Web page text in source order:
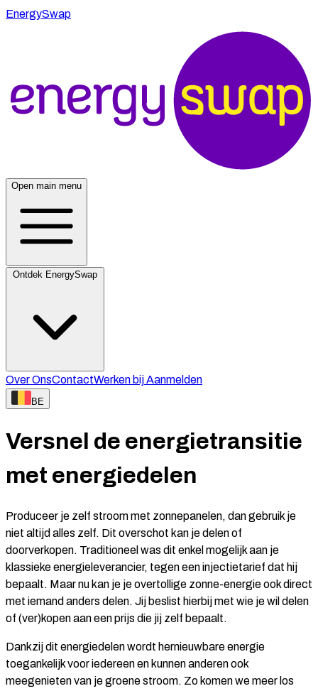
EnergySwap
Open main menu
Over OnsContactWerken bijAanmelden
BE
Versnel de energietransitie
met energiedelen
Produceer je zelf stroom met zonnepanelen, dan gebruik je
niet altijd alles zelf. Dit overschot kan je delen of
doorverkopen. Traditioneel was dit enkel mogelijk aan je
klassieke energieleverancier, tegen een injectietarief dat hij
bepaalt. Maar nu kan je je overtollige zonne-energie ook direct
met iemand anders delen. Jij beslist hierbij met wie je wil delen
of (ver)kopen aan een prijs die jij zelf bepaalt.
Dankzij dit energiedelen wordt hernieuwbare energie
toegankelijk voor iedereen en kunnen anderen ook
meegenieten van je groene stroom. Zo komen we meer los